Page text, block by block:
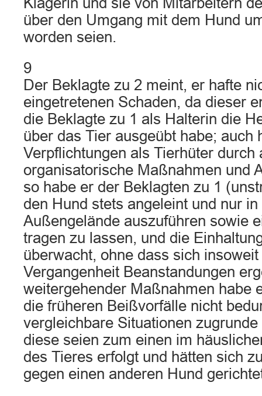
über den Umgang mit dem Hund
worden seien.
9
Der Beklagte zu 2 meint, er hafte
eingetretenen Schaden, da dieser
die Beklagte zu 1 als Halterin die
über das Tier ausgeübt habe; auch
Verpflichtungen als Tierhüter durch
organisatorische Maßnahmen und
so habe er der Beklagten zu 1
den Hund stets angeleint und nur
Außengelände auszuführen sowie
tragen zu lassen, und die
überwacht, ohne dass sich
Vergangenheit Beanstandungen
weitergehender Maßnahmen habe
die früheren Beißvorfälle nicht
vergleichbare Situationen
diese seien zum einen im
des Tieres erfolgt und hätten sich
gegen einen anderen Hund